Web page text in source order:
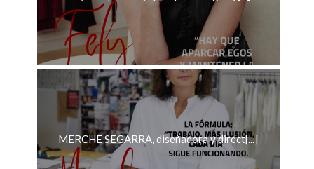
MERCHE SEGARRA, diseñadora y direct[...]